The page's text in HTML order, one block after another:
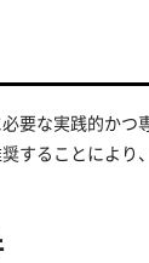
要な実践的か
することにより